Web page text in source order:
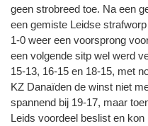
geen strobreed toe. Na een
een gemiste Leidse
1-0 weer een voorsprong
een volgende sitp wel werd
15-13, 16-15 en 18-15, met
KZ Danaïden de winst niet
spannend bij 19-17, maar
Leids voordeel beslist en